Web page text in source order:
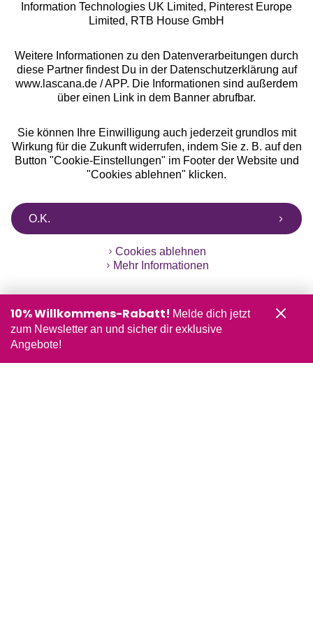
Alle Preise inkl. MwSt., zzgl.
Versandkosten
** Bonität vorausgesetzt, berechtigt zur Bonitätsprüfung
Information Technologies UK Limited, Pinterest Europe
Limited, RTB House GmbH
Weitere Informationen zu den Datenverarbeitungen durch
diese Partner findest Du in der Datenschutzerklärung auf
www.lascana.de / APP. Die Informationen sind außerdem
über einen Link in dem Banner abrufbar.
Sie können Ihre Einwilligung auch jederzeit grundlos mit
Wirkung für die Zukunft widerrufen, indem Sie z. B. auf den
Button "Cookie-Einstellungen" im Footer der Website und
"Cookies ablehnen" klicken.
O.K.
Cookies ablehnen
Mehr Informationen
10% Willkommens-Rabatt! Melde dich jetzt
zum Newsletter an und sicher dir exklusive
Angebote!